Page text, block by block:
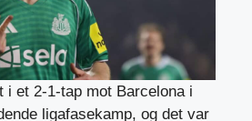
i et 2-1-tap mot Barcelona i
ligafasekamp, ​​og det var